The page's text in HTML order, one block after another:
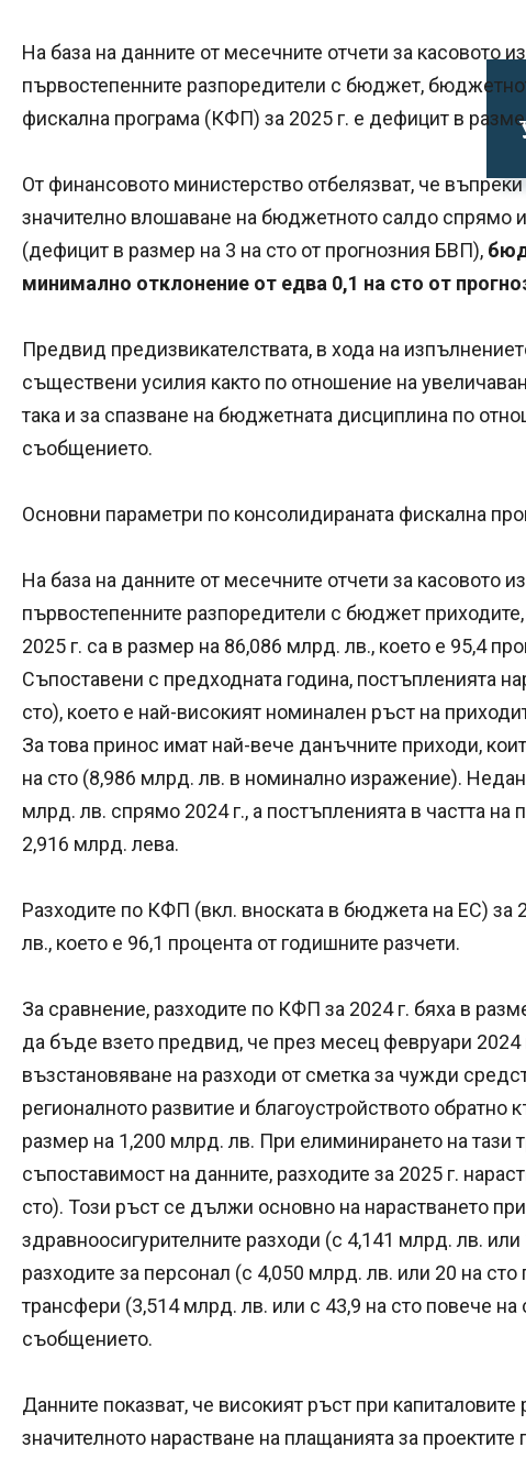
На база на данните от месечните отчети за касовото
първостепенните разпоредители с бюджет,
фискална програма (КФП) за 2025 г. е дефицит в
От финансовото министерство отбелязват, че
значително влошаване на бюджетното салдо спрямо
(дефицит в размер на 3 на сто от прогнозния БВП),
минимално отклонение от едва 0,1 на сто от
Предвид предизвикателствата, в хода на
съществени усилия както по отношение на
така и за спазване на бюджетната дисциплина по
съобщението.
Основни параметри по консолидираната фискална
На база на данните от месечните отчети за касовото
първостепенните разпоредители с бюджет
2025 г. са в размер на 86,086 млрд. лв., което е 95,4
Съпоставени с предходната година, постъпленията
сто), което е най-високият номинален ръст на
За това принос имат най-вече данъчните приходи,
на сто (8,986 млрд. лв. в номинално изражение).
млрд. лв. спрямо 2024 г., а постъпленията в частта
2,916 млрд. лева.
Разходите по КФП (вкл. вноската в бюджета на ЕС) за
лв., което е 96,1 процента от годишните разчети.
За сравнение, разходите по КФП за 2024 г. бяха в
да бъде взето предвид, че през месец февруари 2024
възстановяване на разходи от сметка за чужди
регионалното развитие и благоустройството
размер на 1,200 млрд. лв. При елиминирането на тази
съпоставимост на данните, разходите за 2025 г.
сто). Този ръст се дължи основно на нарастването
здравноосигурителните разходи (с 4,141 млрд. лв. или
разходите за персонал (с 4,050 млрд. лв. или 20 на сто
трансфери (3,514 млрд. лв. или с 43,9 на сто повече
съобщението.
Данните показват, че високият ръст при
значителното нарастване на плащанията за